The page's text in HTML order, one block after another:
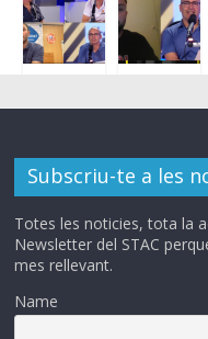
Subscriu-te a les
Totes les noticies, tota la
Newsletter del STAC
mes rellevant.
Name